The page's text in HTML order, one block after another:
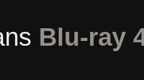
Blu-ray